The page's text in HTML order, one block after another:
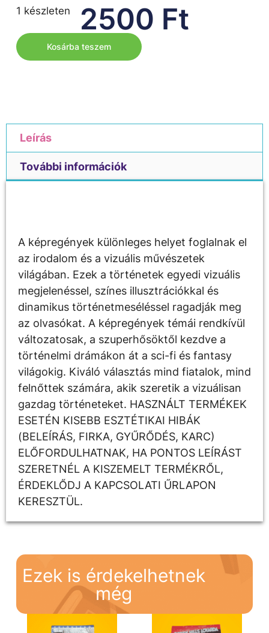
2500 Ft
1 készleten
Kosárba teszem
Leírás
További információk
A képregények különleges helyet foglalnak el
az irodalom és a vizuális művészetek
világában. Ezek a történetek egyedi vizuális
megjelenéssel, színes illusztrációkkal és
dinamikus történetmeséléssel ragadják meg
az olvasókat. A képregények témái rendkívül
változatosak, a szuperhősöktől kezdve a
történelmi drámákon át a sci-fi és fantasy
világokig. Kiváló választás mind fiatalok, mind
felnőttek számára, akik szeretik a vizuálisan
gazdag történeteket. HASZNÁLT TERMÉKEK
ESETÉN KISEBB ESZTÉTIKAI HIBÁK
(BELEÍRÁS, FIRKA, GYŰRŐDÉS, KARC)
ELŐFORDULHATNAK, HA PONTOS LEÍRÁST
SZERETNÉL A KISZEMELT TERMÉKRŐL,
ÉRDEKLŐDJ A KAPCSOLATI ŰRLAPON
KERESZTÜL.
Ezek is érdekelhetnek
még